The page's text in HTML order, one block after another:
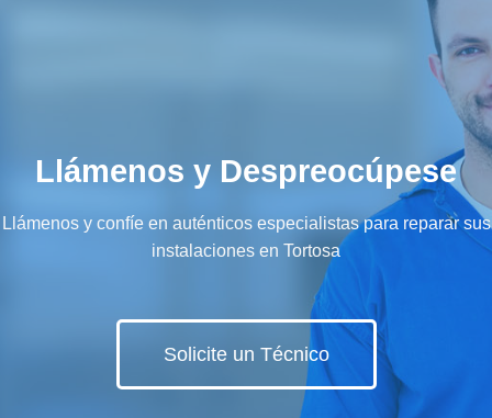
Llámenos y Despreocúpese
Llámenos y confíe en auténticos especialistas para reparar sus
instalaciones en Tortosa
Solicite un Técnico